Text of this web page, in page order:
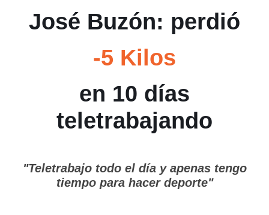
José Buzón: perdió
-5 Kilos
en 10 días
teletrabajando
"Teletrabajo todo el día y apenas tengo
tiempo para hacer deporte"